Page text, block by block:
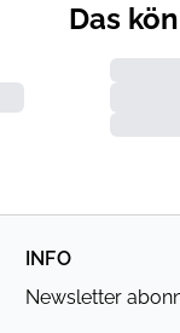
Das
INFO
Newsletter